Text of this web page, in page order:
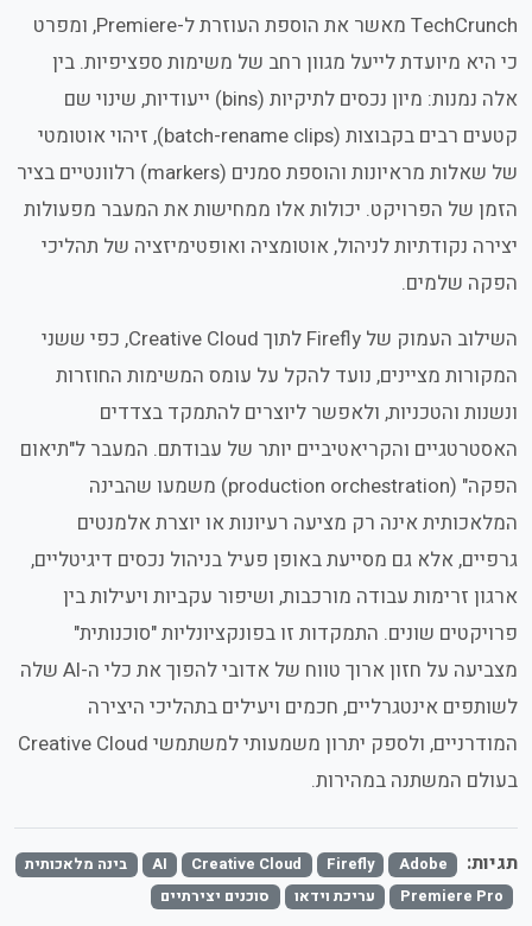
TechCrunch מאשר את הוספת העוזרת ל-Premiere, ומפרט
כי היא מיועדת לייעל מגוון רחב של משימות ספציפיות. בין
אלה נמנות: מיון נכסים לתיקיות (bins) ייעודיות, שינוי שם
קטעים רבים בקבוצות (batch-rename clips), זיהוי אוטומטי
של שאלות מראיונות והוספת סמנים (markers) רלוונטיים בציר
הזמן של הפרויקט. יכולות אלו ממחישות את המעבר מפעולות
יצירה נקודתיות לניהול, אוטומציה ואופטימיזציה של תהליכי
הפקה שלמים.
השילוב העמוק של Firefly לתוך Creative Cloud, כפי ששני
המקורות מציינים, נועד להקל על עומס המשימות החוזרות
ונשנות והטכניות, ולאפשר ליוצרים להתמקד בצדדים
האסטרטגיים והקריאטיביים יותר של עבודתם. המעבר ל"תיאום
הפקה" (production orchestration) משמעו שהבינה
המלאכותית אינה רק מציעה רעיונות או יוצרת אלמנטים
גרפיים, אלא גם מסייעת באופן פעיל בניהול נכסים דיגיטליים,
ארגון זרימות עבודה מורכבות, ושיפור עקביות ויעילות בין
פרויקטים שונים. התמקדות זו בפונקציונליות "סוכנותית"
מצביעה על חזון ארוך טווח של אדובי להפוך את כלי ה-AI שלה
לשותפים אינטגרליים, חכמים ויעילים בתהליכי היצירה
המודרניים, ולספק יתרון משמעותי למשתמשי Creative Cloud
בעולם המשתנה במהירות.
תגיות: Adobe
Firefly
Creative Cloud
AI
בינה מלאכותית
Premiere Pro
עריכת וידאו סוכנים יצירתיים